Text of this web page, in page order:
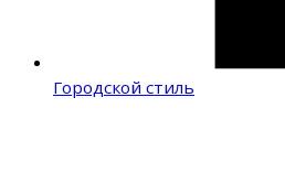
Городской стиль